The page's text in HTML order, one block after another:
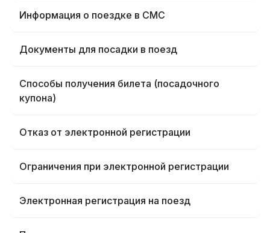
Информация о поездке в СМС
Документы для посадки в поезд
Способы получения билета (посадочного
купона)
Отказ от электронной регистрации
Ограничения при электронной регистрации
Электронная регистрация на поезд